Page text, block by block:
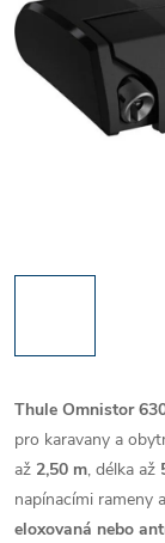
Thule Omnistor
pro karavany a
až 2,50 m, délka až
napínacími rameny
eloxovaná nebo